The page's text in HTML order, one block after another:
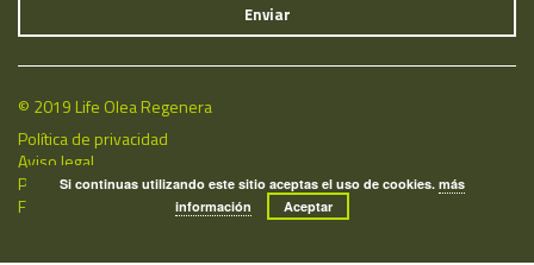
© 2019 Life Olea Regenera
Política de privacidad
Aviso legal
Política de cookies
Fecha de última actualización: 08/08/2026
Si continuas utilizando este sitio aceptas el uso de cookies.más
información
Aceptar